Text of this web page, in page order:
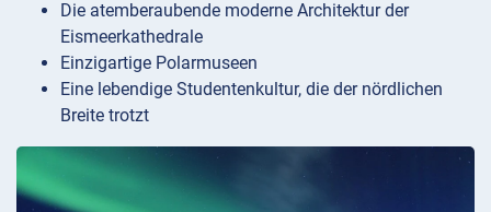
Die atemberaubende moderne Architektur der
Eismeerkathedrale
Einzigartige Polarmuseen
Eine lebendige Studentenkultur, die der nördlichen
Breite trotzt